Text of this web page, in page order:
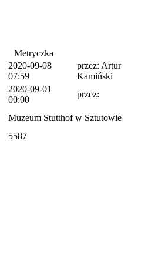
Metryczka
2020-09-08
07:59
przez: Artur
Kamiński
2020-09-01
00:00
przez:
Muzeum Stutthof w Sztutowie
5587